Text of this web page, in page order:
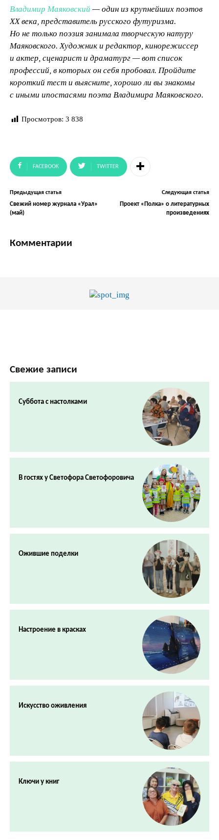
Владимир Маяковский — один из крупнейших поэтов
XX века, представитель русского футуризма.
Но не только поэзия занимала творческую натуру
Маяковского. Художник и редактор, кинорежиссер
и актер, сценарист и драматург — вот список
профессий, в которых он себя пробовал. Пройдите
короткий тест и выясните, хорошо ли вы знакомы
с иными ипостасями поэта Владимира Маяковского.
Просмотров: 3 838
FACEBOOK TWITTER
Предыдущая статья
Свежий номер журнала «Урал»
(май)
Следующая статья
Проект «Полка» о литературных
произведениях
Комментарии
Свежие записи
Суббота с настолками
В гостях у Светофора Светофоровича
Ожившие поделки
Настроение в красках
Искусство оживления
Ключи у книг